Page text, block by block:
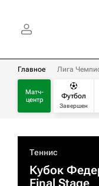
Главное Лига
Матч-
центр
Футбол
Завершен
Теннис
Кубок
Final Stage